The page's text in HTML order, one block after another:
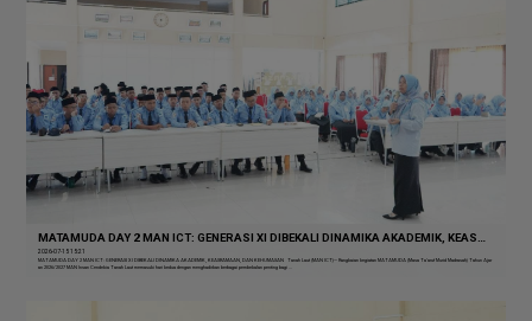
2026-07-15 15:21
MATAMUDA DAY 2 MAN ICT: GENERASI XI DIBEKALI DINAMIKA AKADEMIK, KEASRAMAAN, DAN KEHUMASAN Tanah Laut (MAN ICT)— Rangkaian kegiatan MATAMUDA (Masa Ta’aruf Murid Madrasah) Tahun Ajar
an 2026/2027 MAN Insan Cendekia Tanah Laut memasuki hari kedua dengan menghadirkan berbagai pembekalan penting bagi ...